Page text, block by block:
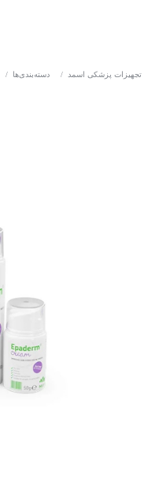
تجهیزات پزشکی اسمد / دسته‌بندی‌ها /